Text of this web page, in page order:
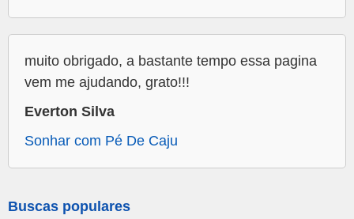
muito obrigado, a bastante tempo essa pagina
vem me ajudando, grato!!!
Everton Silva
Sonhar com Pé De Caju
Buscas populares